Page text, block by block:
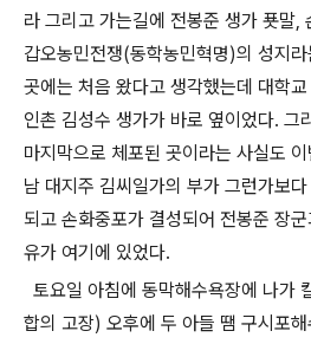
라 그리고 가는길에 전봉준 생가 푯말,
갑오농민전쟁(동학농민혁명)의 성지라
곳에는 처음 왔다고 생각했는데 대학
인촌 김성수 생가가 바로 옆이었다. 그
마지막으로 체포된 곳이라는 사실도
남 대지주 김씨일가의 부가 그런가보
되고 손화중포가 결성되어 전봉준 장
유가 여기에 있었다.
토요일 아침에 동막해수욕장에 나가
합의 고장) 오후에 두 아들 땜 구시포